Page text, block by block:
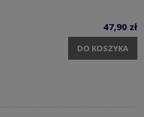
47,90 zł
DO KOSZYKA